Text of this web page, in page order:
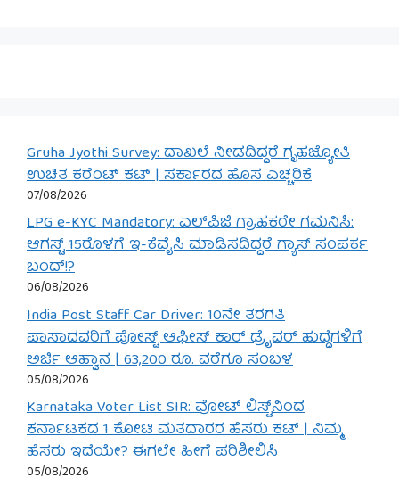
Gruha Jyothi Survey: ದಾಖಲೆ ನೀಡದಿದ್ದರೆ ಗೃಹಜ್ಯೋತಿ
ಉಚಿತ ಕರೆಂಟ್ ಕಟ್ | ಸರ್ಕಾರದ ಹೊಸ ಎಚ್ಚರಿಕೆ
07/08/2026
LPG e-KYC Mandatory: ಎಲ್‌ಪಿಜಿ ಗ್ರಾಹಕರೇ ಗಮನಿಸಿ:
ಆಗಸ್ಟ್ 15ರೊಳಗೆ ಇ-ಕೆವೈಸಿ ಮಾಡಿಸದಿದ್ದರೆ ಗ್ಯಾಸ್ ಸಂಪರ್ಕ
ಬಂದ್!?
06/08/2026
India Post Staff Car Driver: 10ನೇ ತರಗತಿ
ಪಾಸಾದವರಿಗೆ ಪೋಸ್ಟ್ ಆಫೀಸ್ ಕಾರ್ ಡ್ರೈವರ್ ಹುದ್ದೆಗಳಿಗೆ
ಅರ್ಜಿ ಆಹ್ವಾನ | 63,200 ರೂ. ವರೆಗೂ ಸಂಬಳ
05/08/2026
Karnataka Voter List SIR: ವೋಟ್ ಲಿಸ್ಟ್‌ನಿಂದ
ಕರ್ನಾಟಕದ 1 ಕೋಟಿ ಮತದಾರರ ಹೆಸರು ಕಟ್ | ನಿಮ್ಮ
ಹೆಸರು ಇದೆಯೇ? ಈಗಲೇ ಹೀಗೆ ಪರಿಶೀಲಿಸಿ
05/08/2026